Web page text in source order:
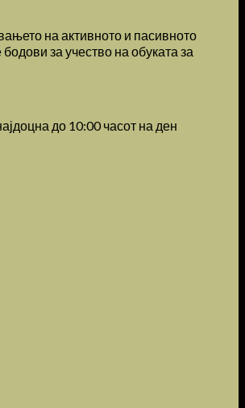
на активното и пасивното
за учество на обуката за
до 10:00 часот на ден